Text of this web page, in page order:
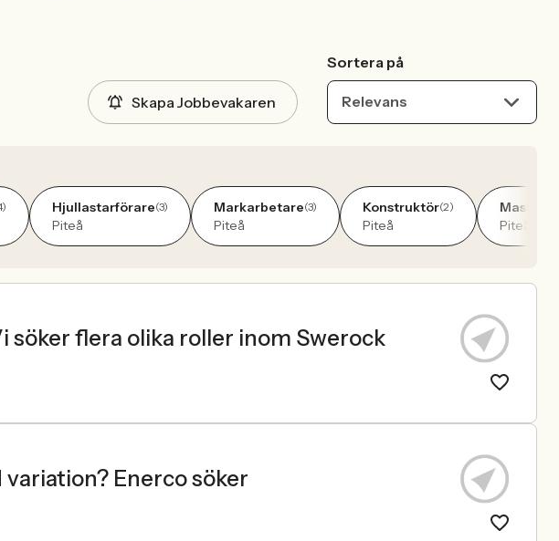
Skapa Jobbevakaren
Sortera på
Relevans
Hjullastarförare(3)
Piteå
Markarbetare(3)
Piteå
Konstruktör(2)
Piteå
Piteå
söker flera olika roller inom Swerock
Enerco söker